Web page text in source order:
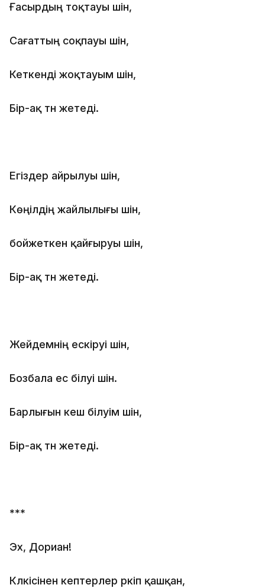
Ғасырдың тоқтауы үшін,
Сағаттың соқпауы үшін,
Кеткенді жоқтауым үшін,
Бір-ақ түн жетеді.
Егіздер айрылуы үшін,
Көңілдің жайлылығы үшін,
бойжеткен қайғыруы үшін,
Бір-ақ түн жетеді.
Жейдемнің ескіруі үшін,
Бозбала ес білуі үшін.
Барлығын кеш білуім үшін,
Бір-ақ түн жетеді.
***
Эx, Дориан!
Күлкісінен кептерлер үркіп қашқан,